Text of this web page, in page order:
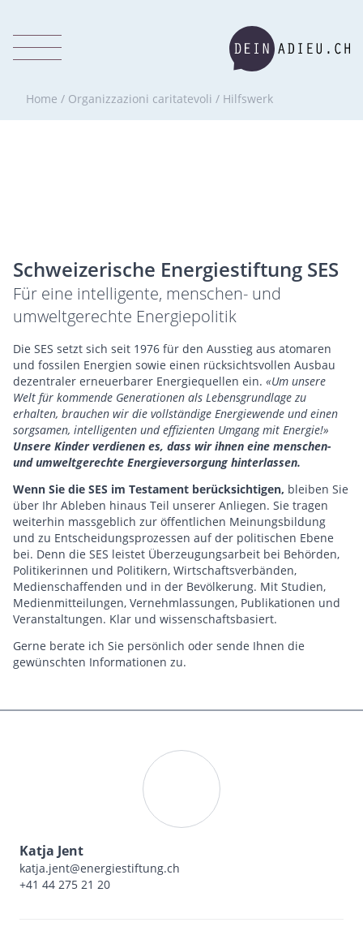
Home / Organizzazioni caritatevoli / Hilfswerk
Schweizerische Energiestiftung SES
Für eine intelligente, menschen- und
umweltgerechte Energiepolitik
Die SES setzt sich seit 1976 für den Ausstieg aus atomaren
und fossilen Energien sowie einen rücksichtsvollen Ausbau
dezentraler erneuerbarer Energiequellen ein. «Um unsere
Welt für kommende Generationen als Lebensgrundlage zu
erhalten, brauchen wir die vollständige Energiewende und einen
sorgsamen, intelligenten und effizienten Umgang mit Energie!»
Unsere Kinder verdienen es, dass wir ihnen eine menschen-
und umweltgerechte Energieversorgung hinterlassen.
Wenn Sie die SES im Testament berücksichtigen, bleiben Sie
über Ihr Ableben hinaus Teil unserer Anliegen. Sie tragen
weiterhin massgeblich zur öffentlichen Meinungsbildung
und zu Entscheidungsprozessen auf der politischen Ebene
bei. Denn die SES leistet Überzeugungsarbeit bei Behörden,
Politikerinnen und Politikern, Wirtschaftsverbänden,
Medienschaffenden und in der Bevölkerung. Mit Studien,
Medienmitteilungen, Vernehmlassungen, Publikationen und
Veranstaltungen. Klar und wissenschaftsbasiert.
Gerne berate ich Sie persönlich oder sende Ihnen die
gewünschten Informationen zu.
Katja Jent
katja.jent@energiestiftung.ch
+41 44 275 21 20